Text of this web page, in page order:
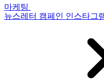
마케팅
뉴스레터 캠페인 인스타그